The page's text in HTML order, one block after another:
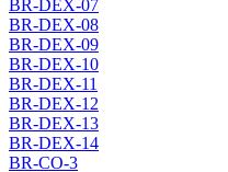
BR-DEX-07
BR-DEX-08
BR-DEX-09
BR-DEX-10
BR-DEX-11
BR-DEX-12
BR-DEX-13
BR-DEX-14
BR-CO-3